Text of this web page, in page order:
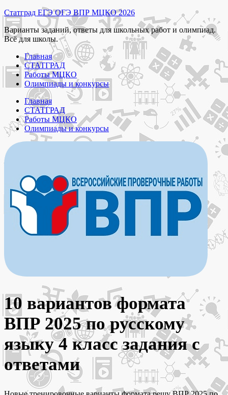
Перейти
к
содержимому
Статград ЕГЭ ОГЭ ВПР МЦКО 2026
Варианты заданий, ответы для школьных работ и олимпиад.
Всё для школы.
Главная
СТАТГРАД
Работы МЦКО
Олимпиады и конкурсы
Главная
СТАТГРАД
Работы МЦКО
Олимпиады и конкурсы
10 вариантов формата
ВПР 2025 по русскому
языку 4 класс задания с
ответами